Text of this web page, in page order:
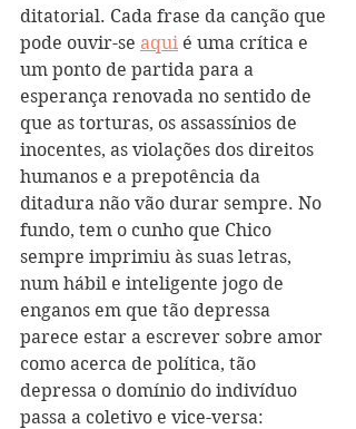
ditatorial. Cada frase da canção que
pode ouvir-se aqui é uma crítica e
um ponto de partida para a
esperança renovada no sentido de
que as torturas, os assassínios de
inocentes, as violações dos direitos
humanos e a prepotência da
ditadura não vão durar sempre. No
fundo, tem o cunho que Chico
sempre imprimiu às suas letras,
num hábil e inteligente jogo de
enganos em que tão depressa
parece estar a escrever sobre amor
como acerca de política, tão
depressa o domínio do indivíduo
passa a coletivo e vice-versa: